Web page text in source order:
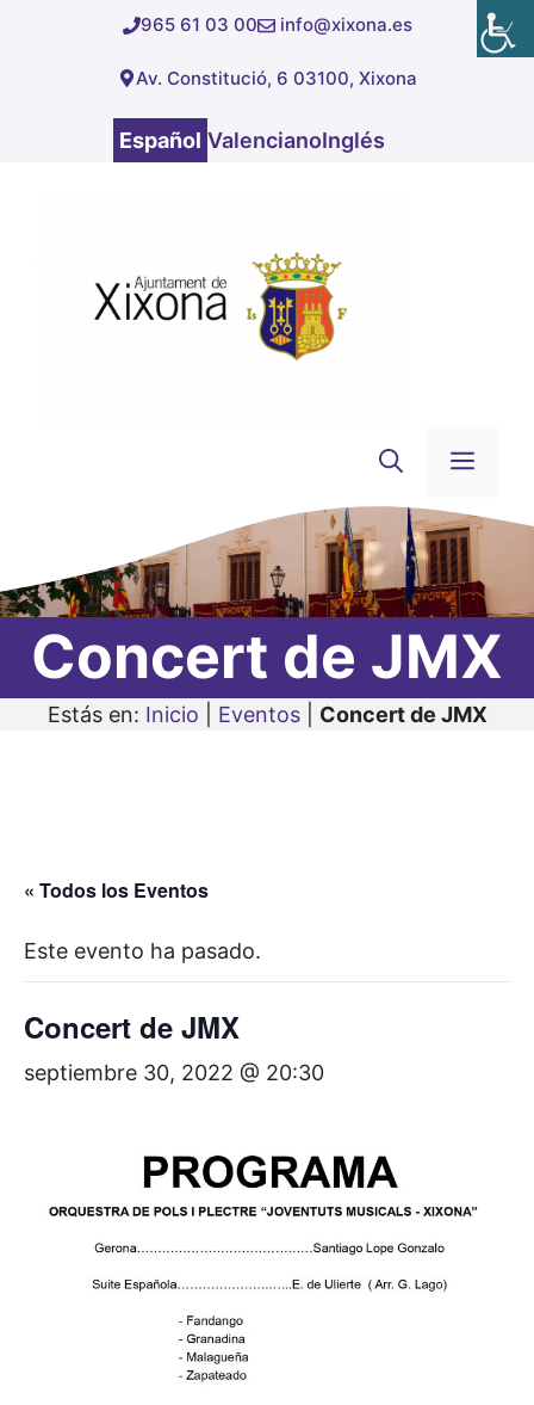
965 61 03 00 info@xixona.es
Av. Constitució, 6 03100, Xixona
Español ValencianoInglés
Concert de JMX
Estás en: Inicio Eventos| Concert de JMX
« Todos los Eventos
Este evento ha pasado.
Concert de JMX
septiembre 30, 2022 @ 20:30